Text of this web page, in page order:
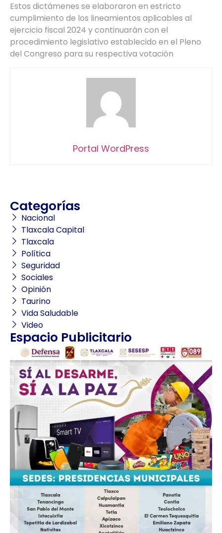
Estos dictámenes se elaboraron en estricto
cumplimiento de los lineamientos aplicables al
ejercicio fiscal 2024 y continuarán con el
procedimiento legislativo establecido en el Pleno
del Congreso para su respectiva votación
Portal WordPress
Categorías
Nacional
Tlaxcala Capital
Tlaxcala
Política
Seguridad
Sociales
Opinión
Taurino
Vida Saludable
Video
Espacio Publicitario